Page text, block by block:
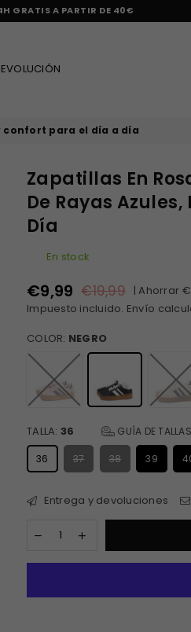
GRATIS A PARTIR DE 40€
confort para el día a día
Zapatillas En
De Rayas
Día
En stock
Precio
habitual
€9,99 €19,99 |Ahorrar
Impuesto incluido. Envío
COLOR: NEGRO
TALLA: 36 GUÍA DE TALLAS
36 37 38 39
Entrega y devoluciones